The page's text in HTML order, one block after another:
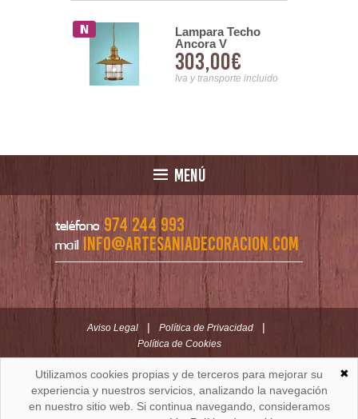
Lampara Techo
Ancora V
303,00€
Iva y transporte incluido
MENÚ
teléfono 974 244 993
mail info@artesaniadecoracion.com
Aviso Legal | Política de Privacidad |
Política de Cookies
ARTESANÍAYDECORACION.COM
C/ Padre Huesca nº 30 | Oficina C/ Roldán nº 5 -3º
Huesca (España)
✖
Utilizamos cookies propias y de terceros para mejorar su
experiencia y nuestros servicios, analizando la navegación
en nuestro sitio web. Si continua navegando, consideramos